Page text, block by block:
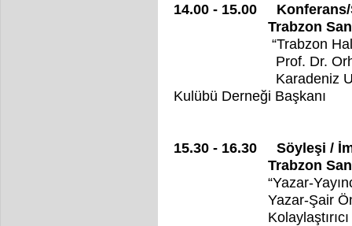
14.00 - 15.00
Trabzon Sanatevi
“Trabzon Halk
Prof. Dr. Orhan
Karadeniz Uşakları
Kulübü Derneği Başkanı
15.30 - 16.30 Söyleşi /
Trabzon Sanatevi
“Yazar-Yayıncı
Yazar-Şair
Kolaylaştırıcı